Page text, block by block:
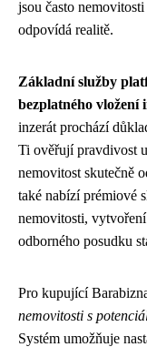
jsou často
odpovídá realitě.
Základní služby
bezplatného
inzerát prochází
Ti ověřují pravdivost
nemovitost skutečně
také nabízí prémiové
nemovitosti,
odborného posudku
Pro kupující
nemovitosti s
Systém umožňuje